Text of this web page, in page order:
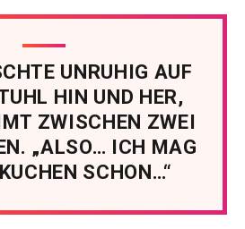
UNRUHIG AUF
HIN UND HER,
ZWISCHEN ZWEI
„ALSO… ICH MAG
SCHON…“